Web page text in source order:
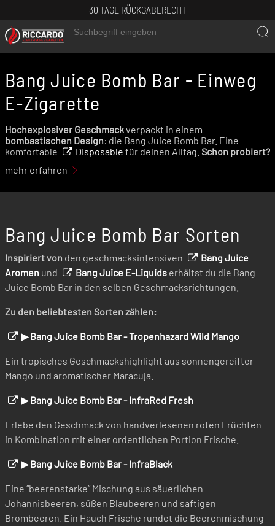
30 TAGE RÜCKGABERECHT
Bang Juice Bomb Bar - Einweg
E-Zigarette
Hochexplosiver Geschmackverpackt in einem
bombastischen Design: die Bang Juice Bomb Bar. Eine
komfortable
Disposable für deinen Alltag. Schon probiert?
mehr erfahren
Bang Juice Bomb Bar Sorten
Inspiriert von den geschmacksintensiven
Bang Juice
Aromen und Bang Juice E-Liquids erhältst du die Bang
Juice Bomb Bar in den selben Geschmacksrichtungen.
Zu den beliebtesten Sorten zählen:
▶ Bang Juice Bomb Bar - Tropenhazard Wild Mango
Ein tropisches Geschmackshighlight aus sonnengereifter
Mango und aromatischer Maracuja.
▶ Bang Juice Bomb Bar - InfraRed Fresh
Erlebe den Geschmack von handverlesenen roten Früchten
in Kombination mit einer ordentlichen Portion Frische.
▶ Bang Juice Bomb Bar - InfraBlack
Eine “beerenstarke” Mischung aus säuerlichen
Johannisbeeren, süßen Blaubeeren und saftigen
Brombeeren. Ein Hauch Frische rundet die Beerenmischung